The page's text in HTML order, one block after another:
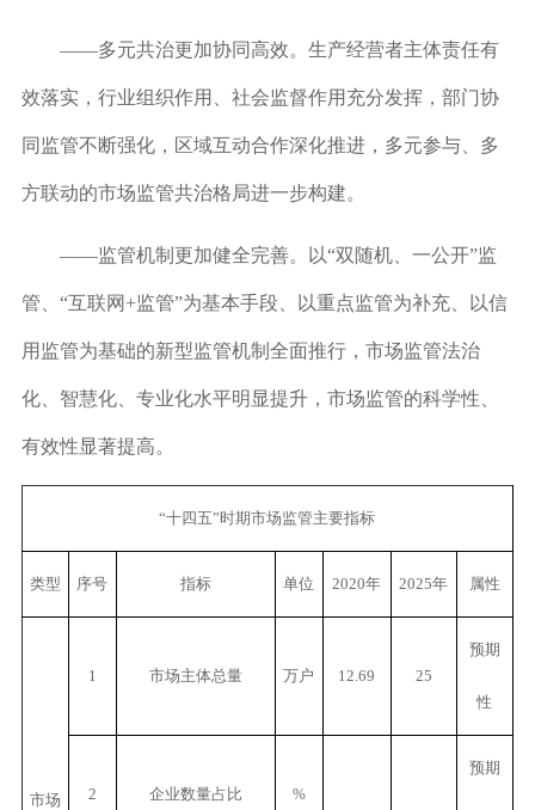
——多元共治更加协同高效。 生产经营者主体责任有
效落实，行业组织作用、社会监督作用充分发挥，部门协
同监管不断强化，区域互动合作深化推进，多元参与、多
方联动的市场监管共治格局进一步构建。
——监管机制更加健全完善。 以“双随机、一公开”监
管、“互联网+监管”为基本手段、以重点监管为补充、以信
用监管为基础的新型监管机制全面推行，市场监管法治
化、智慧化、专业化水平明显提升，市场监管的科学性、
有效性显著提高。
“十四五”时期市场监管主要指标
类型 序号 指标 单位 2020年 2025年 属性
市场
1 市场主体总量 万户 12.69 25
预期
性
2 企业数量占比 %
预期